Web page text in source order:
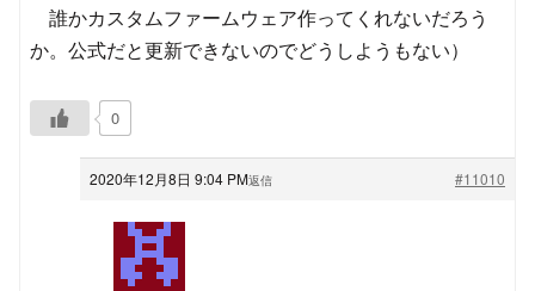
誰かカスタムファームウェア作ってくれないだろう
か。公式だと更新できないのでどうしようもない）
0
2020年12月8日 9:04 PM #11010
返信